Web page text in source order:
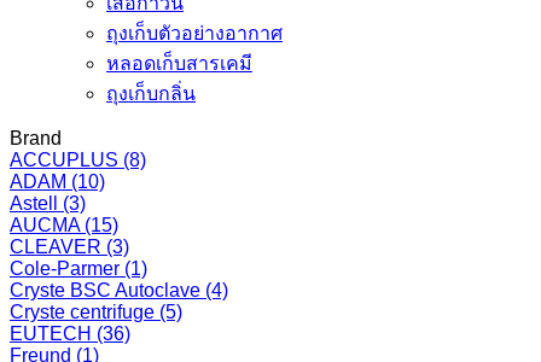
ถุงเก็บตัวอย่างอากาศ
หลอดเก็บสารเคมี
ถุงเก็บกลิ่น
Brand
ACCUPLUS (8)
ADAM (10)
Astell (3)
AUCMA (15)
CLEAVER (3)
Cole-Parmer (1)
Cryste BSC Autoclave (4)
Cryste centrifuge (5)
EUTECH (36)
Freund (1)